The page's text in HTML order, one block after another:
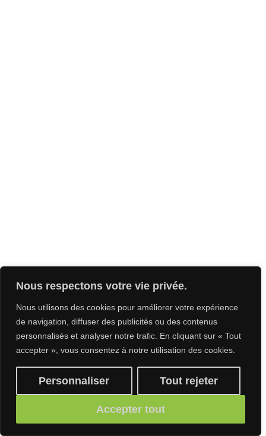
Nous respectons votre vie privée.
Nous utilisons des cookies pour améliorer votre expérience
de navigation, diffuser des publicités ou des contenus
personnalisés et analyser notre trafic. En cliquant sur « Tout
accepter », vous consentez à notre utilisation des cookies.
Personnaliser Tout rejeter
Accepter tout